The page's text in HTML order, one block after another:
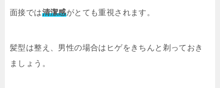
面接では清潔感がとても重視されます。
髪型は整え、男性の場合はヒゲをきちんと剃っておき
ましょう。